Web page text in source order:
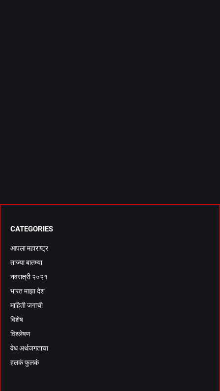
CATEGORIES
आपला महाराष्ट्र
ताज्या बातम्या
नवरात्री २०२१
भारत माझा देश
माहिती जगाची
विशेष
विश्लेषण
वेध अर्थजगताचा
हलकं फुलकं